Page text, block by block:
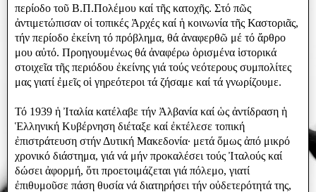
περίοδο τοῦ Β.Π.Πολέμου καί τῆς κατοχῆς. Στό πῶς
ἀντιμετώπισαν οἱ τοπικές Ἀρχές καί ἡ κοινωνία τῆς Καστοριᾶς,
τήν περίοδο ἐκείνη τό πρόβλημα, θά ἀναφερθῶ μέ τό ἄρθρο
μου αὐτό. Προηγουμένως θά ἀναφέρω ὁρισμένα ἱστορικά
στοιχεῖα τῆς περιόδου ἐκείνης γιά τούς νεότερους συμπολίτες
μας γιατί ἐμεῖς οἱ γηρεότεροι τά ζήσαμε καί τά γνωρίζουμε.
Τό 1939 ἡ Ἰταλία κατέλαβε τήν Ἀλβανία καί ὡς ἀντίδραση ἡ
Ἑλληνική Κυβέρνηση διέταξε καί ἐκτέλεσε τοπική
ἐπιστράτευση στήν Δυτική Μακεδονία· μετά ὅμως ἀπό μικρό
χρονικό διάστημα, γιά νά μήν προκαλέσει τούς Ἰταλούς καί
δώσει ἀφορμή, ὅτι προετοιμάζεται γιά πόλεμο, γιατί
ἐπιθυμοῦσε πάση θυσία νά διατηρήσει τήν οὐδετερότητά της,